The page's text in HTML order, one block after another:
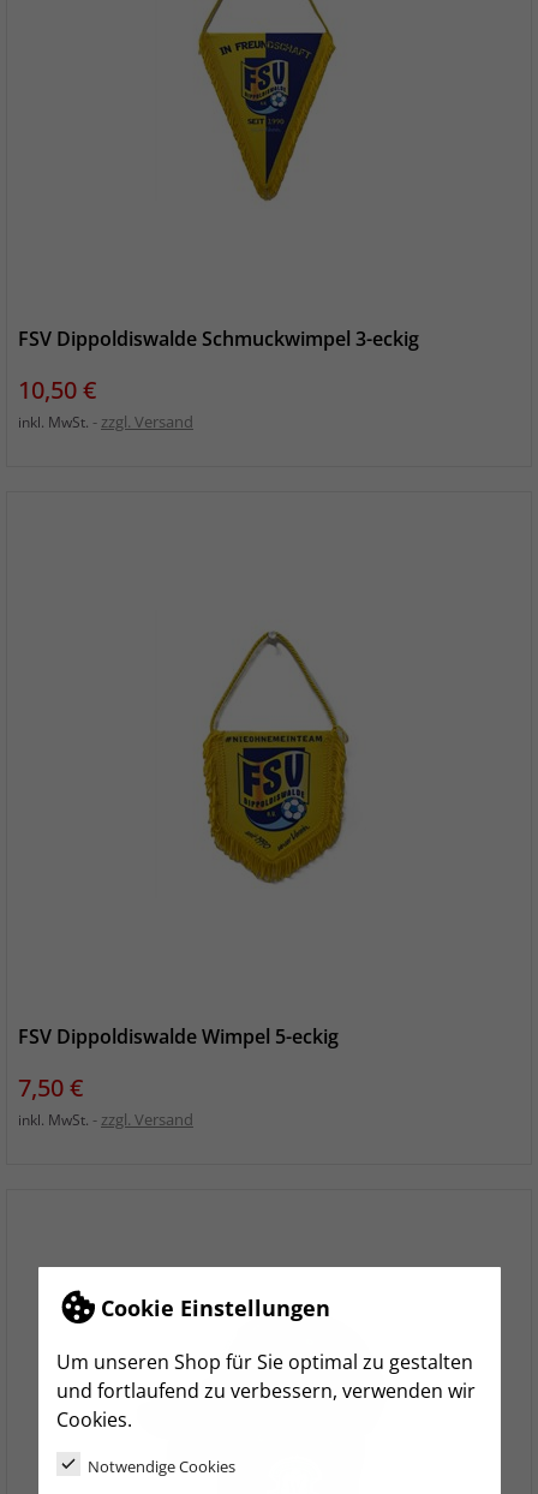
Cookie Einstellungen
Um unseren Shop für Sie optimal zu gestalten
und fortlaufend zu verbessern, verwenden wir
Cookies.
Notwendige Cookies
FSV Dippoldiswalde Schmuckwimpel 3-eckig
Preis
10,50 €
inkl. MwSt. zzgl. Versand
FSV Dippoldiswalde Wimpel 5-eckig
Preis
7,50 €
inkl. MwSt. zzgl. Versand